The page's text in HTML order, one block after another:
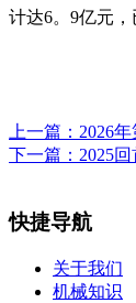
计达6。9亿元，
上一篇： 2026
下一篇： 2025
快捷导航
关于我们
机械知识